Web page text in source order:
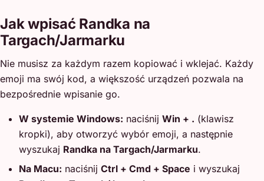
Jak wpisać Randka na
Targach/Jarmarku
Nie musisz za każdym razem kopiować i wklejać. Każdy
emoji ma swój kod, a większość urządzeń pozwala na
bezpośrednie wpisanie go.
W systemie Windows: naciśnij Win + . (klawisz
kropki), aby otworzyć wybór emoji, a następnie
wyszukaj Randka na Targach/Jarmarku.
Na Macu: naciśnij Ctrl + Cmd + Space i wyszukaj